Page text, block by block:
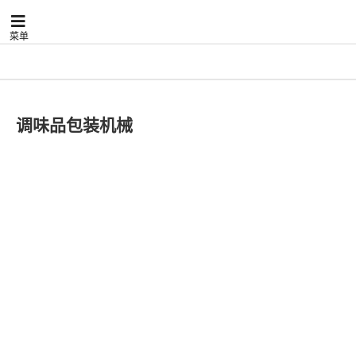
菜单
调味品包装机械